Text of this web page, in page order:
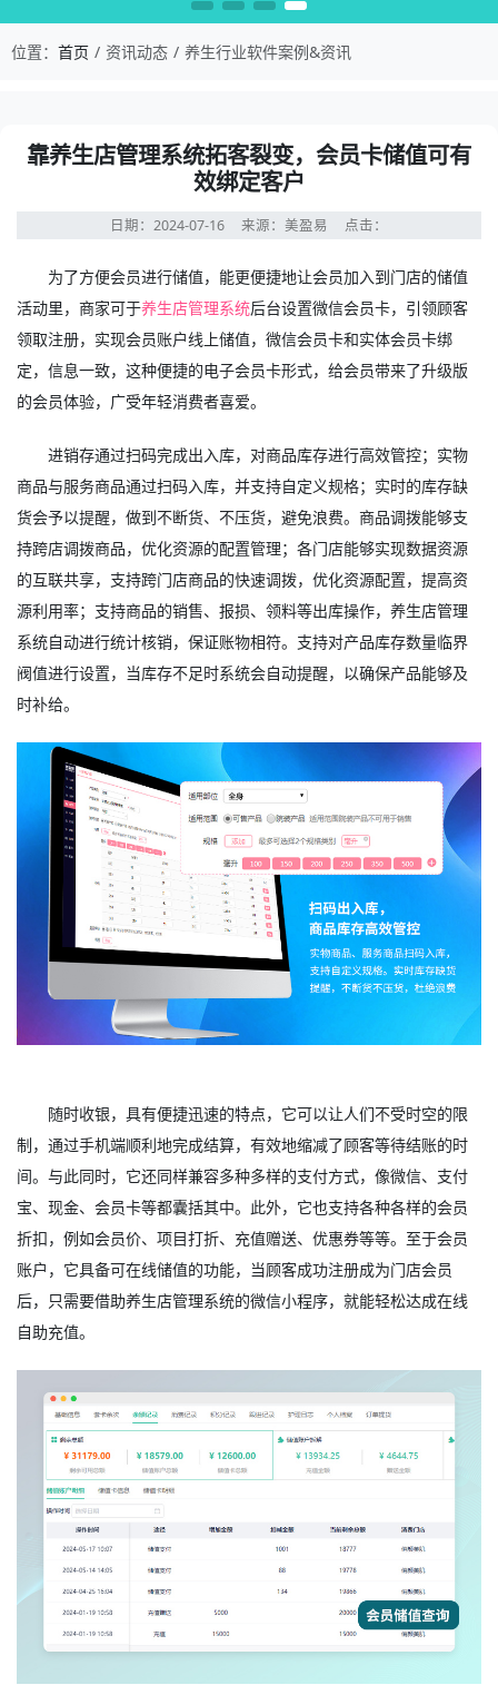
位置： 首页 资讯动态 养生行业软件案例&资讯
靠养生店管理系统拓客裂变，会员卡储值可有
效绑定客户
日期：2024-07-16 来源：美盈易 点击：
为了方便会员进行储值，能更便捷地让会员加入到门店的储值
活动里，商家可于养生店管理系统后台设置微信会员卡，引领顾客
领取注册，实现会员账户线上储值，微信会员卡和实体会员卡绑
定，信息一致，这种便捷的电子会员卡形式，给会员带来了升级版
的会员体验，广受年轻消费者喜爱。
进销存通过扫码完成出入库，对商品库存进行高效管控；实物
商品与服务商品通过扫码入库，并支持自定义规格；实时的库存缺
货会予以提醒，做到不断货、不压货，避免浪费。商品调拨能够支
持跨店调拨商品，优化资源的配置管理；各门店能够实现数据资源
的互联共享，支持跨门店商品的快速调拨，优化资源配置，提高资
源利用率；支持商品的销售、报损、领料等出库操作，养生店管理
系统自动进行统计核销，保证账物相符。支持对产品库存数量临界
阀值进行设置，当库存不足时系统会自动提醒，以确保产品能够及
时补给。
随时收银，具有便捷迅速的特点，它可以让人们不受时空的限
制，通过手机端顺利地完成结算，有效地缩减了顾客等待结账的时
间。与此同时，它还同样兼容多种多样的支付方式，像微信、支付
宝、现金、会员卡等都囊括其中。此外，它也支持各种各样的会员
折扣，例如会员价、项目打折、充值赠送、优惠券等等。至于会员
账户，它具备可在线储值的功能，当顾客成功注册成为门店会员
后，只需要借助养生店管理系统的微信小程序，就能轻松达成在线
自助充值。